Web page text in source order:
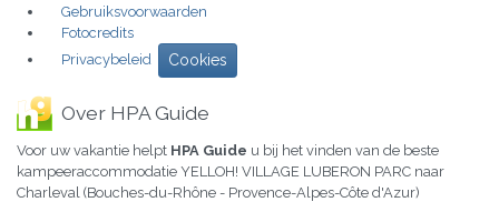
Gebruiksvoorwaarden
Fotocredits
Privacybeleid
Cookies
Over HPA Guide
Voor uw vakantie helpt HPA Guide u bij het vinden van de beste
kampeeraccommodatie YELLOH! VILLAGE LUBERON PARC naar
Charleval (Bouches-du-Rhône - Provence-Alpes-Côte d'Azur)